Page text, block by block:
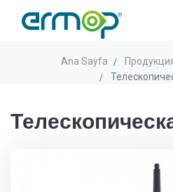
Ana Sayfa